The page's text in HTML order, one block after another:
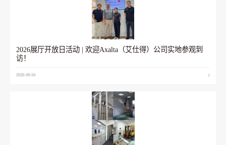
2026展厅开放日活动 | 欢迎Axalta（艾仕得）公司实地参观到
访！
2026-08-04